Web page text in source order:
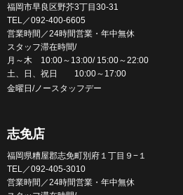
福岡市早良区野芥3丁目30-31
TEL／092-400-6605
営業時間／24時間営業・年中無休
スタッフ滞在時間/
月～木 10:00～13:00/ 15:00～22:00
土、日、祝日 10:00～17:00
金曜日/ノースタッフデー
志免店
福岡県糟屋郡志免町別府１丁目９−１
TEL／092-405-3010
営業時間／24時間営業・年中無休